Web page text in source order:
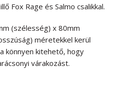
Fox Rage és Salmo csalikkal.
(szélesség) x 80mm
méretekkel kerül
könnyen kitehető, hogy
várakozást.